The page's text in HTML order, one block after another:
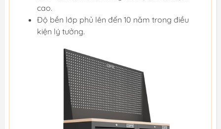
cao.
Độ bền lớp phủ lên đến 10 năm trong điều
kiện lý tưởng.